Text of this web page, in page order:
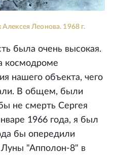
Леонова. 1968 г.
была очень высокая.
космодроме
нашего объекта, чего
В общем, были
не смерть Сергея
1966 года, я был
бы опередили
"Апполон-8" в